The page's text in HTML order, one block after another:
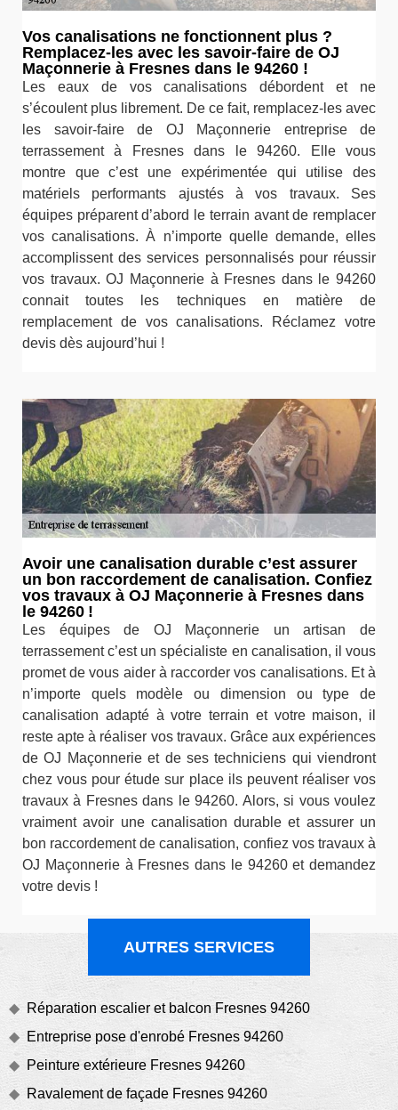
Vos canalisations ne fonctionnent plus ?
Remplacez-les avec les savoir-faire de OJ
Maçonnerie à Fresnes dans le 94260 !
Les eaux de vos canalisations débordent et ne
s’écoulent plus librement. De ce fait, remplacez-les avec
les savoir-faire de OJ Maçonnerie entreprise de
terrassement à Fresnes dans le 94260. Elle vous
montre que c’est une expérimentée qui utilise des
matériels performants ajustés à vos travaux. Ses
équipes préparent d’abord le terrain avant de remplacer
vos canalisations. À n’importe quelle demande, elles
accomplissent des services personnalisés pour réussir
vos travaux. OJ Maçonnerie à Fresnes dans le 94260
connait toutes les techniques en matière de
remplacement de vos canalisations. Réclamez votre
devis dès aujourd’hui !
Avoir une canalisation durable c’est assurer
un bon raccordement de canalisation. Confiez
vos travaux à OJ Maçonnerie à Fresnes dans
le 94260 !
Les équipes de OJ Maçonnerie un artisan de
terrassement c’est un spécialiste en canalisation, il vous
promet de vous aider à raccorder vos canalisations. Et à
n’importe quels modèle ou dimension ou type de
canalisation adapté à votre terrain et votre maison, il
reste apte à réaliser vos travaux. Grâce aux expériences
de OJ Maçonnerie et de ses techniciens qui viendront
chez vous pour étude sur place ils peuvent réaliser vos
travaux à Fresnes dans le 94260. Alors, si vous voulez
vraiment avoir une canalisation durable et assurer un
bon raccordement de canalisation, confiez vos travaux à
OJ Maçonnerie à Fresnes dans le 94260 et demandez
votre devis !
AUTRES SERVICES
Réparation escalier et balcon Fresnes 94260
Entreprise pose d'enrobé Fresnes 94260
Peinture extérieure Fresnes 94260
Ravalement de façade Fresnes 94260